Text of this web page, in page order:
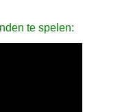
te spelen: